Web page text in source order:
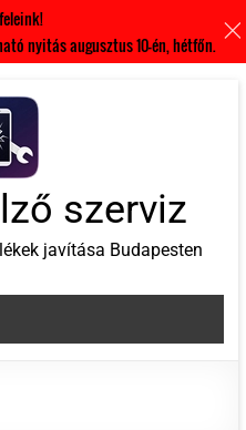
szerviz
javítása Budapesten
nyitás augusztus 10-én, hétfőn.